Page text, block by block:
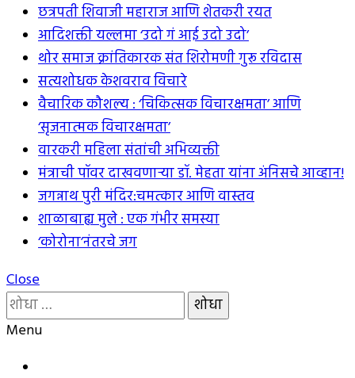
छत्रपती शिवाजी महाराज आणि शेतकरी रयत
आदिशक्ती यल्लमा ‘उदो गं आई उदो उदो’
थोर समाज क्रांतिकारक संत शिरोमणी गुरू रविदास
सत्यशोधक केशवराव विचारे
वैचारिक कौशल्य : ‘चिकित्सक विचारक्षमता’ आणि
‘सृजनात्मक विचारक्षमता’
वारकरी महिला संतांची अभिव्यक्ती
मंत्राची पॉवर दाखवणार्‍या डॉ. मेहता यांना अंनिसचे आव्हान!
जगन्नाथ पुरी मंदिर:चमत्कार आणि वास्तव
शाळाबाह्य मुले : एक गंभीर समस्या
‘कोरोना’नंतरचे जग
Close
यांचा
शोध
Menu